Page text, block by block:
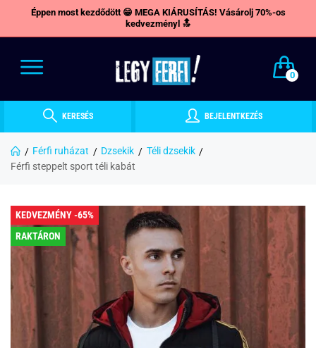
Éppen most kezdődött 😁 MEGA KIÁRUSÍTÁS! Vásárolj 70%-os
kedvezményl 🔝
0
KERESÉS BEJELENTKEZÉS
Férfi ruházat Dzsekik
Téli dzsekik
Férfi steppelt sport téli kabát
KEDVEZMÉNY -65%
RAKTÁRON